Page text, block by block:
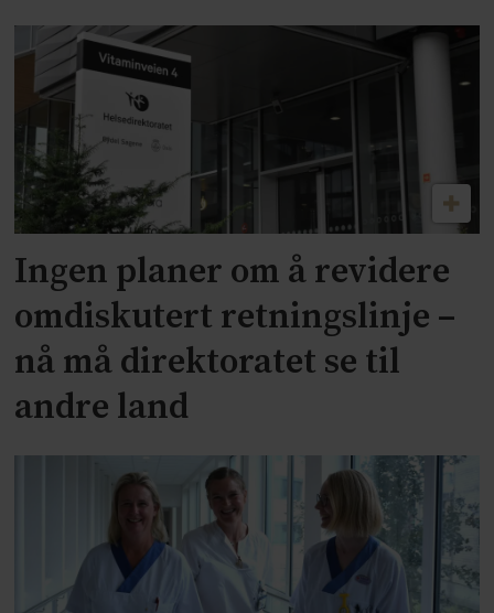
Ingen planer om å revidere
omdiskutert retningslinje –
nå må direktoratet se til
andre land